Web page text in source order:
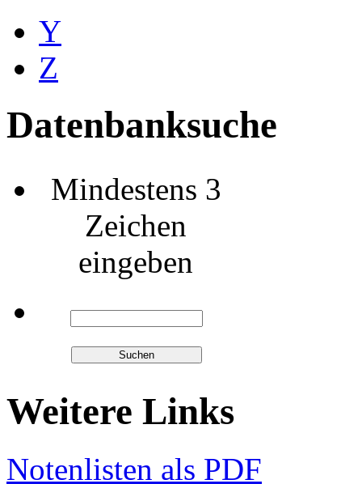
Y
Z
Datenbanksuche
Mindestens 3
Zeichen
eingeben
Weitere Links
Notenlisten als PDF